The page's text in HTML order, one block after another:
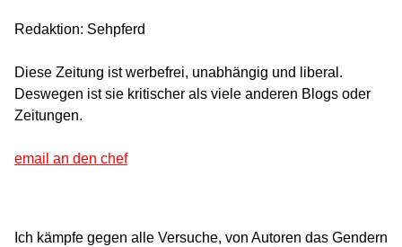
Redaktion: Sehpferd
Diese Zeitung ist werbefrei, unabhängig und liberal.
Deswegen ist sie kritischer als viele anderen Blogs oder
Zeitungen.
email an den chef
Ich kämpfe gegen alle Versuche, von Autoren das Gendern